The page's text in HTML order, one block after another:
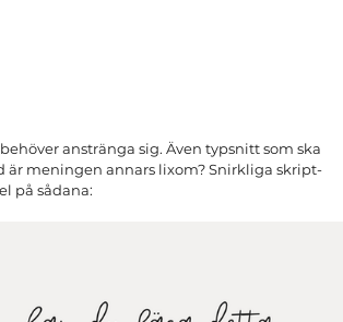
anstränga sig. Även typsnitt som ska
är meningen annars lixom? Snirkliga skript-
på sådana: